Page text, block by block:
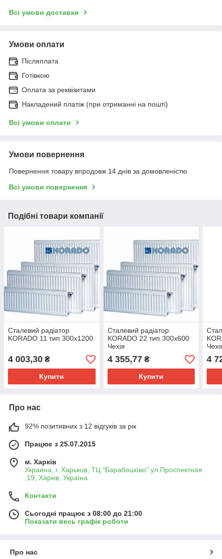
Всі умови доставки
Умови оплати
Післяплата
Готівкою
Оплата за реквізитами
Накладений платіж (при отриманні на пошті)
Всі умови оплати
Умови повернення
Повернення товару впродовж 14 днів за домовленістю
Всі умови повернення
Подібні товари компанії
Сталевий радіатор
KORADO 11 тип 300х1200
4 003,30 ₴
Купити
Сталевий радіатор
KORADO 22 тип 300х600
Чехія
4 355,77₴
Купити
4
Про нас
92% позитивних з 12 відгуків за рік
Працює з 25.07.2015
м. Харків
Украина, г. Харьков, ТЦ "Барабашово" ул.Проспектная
,19, Харків, Україна
Контакти
Сьогодні працює з 08:00 до 21:00
Показати весь графік роботи
Про нас